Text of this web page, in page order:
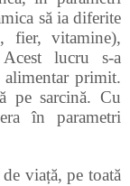
să ia diferite
fier, vitamine),
lucru s-a
alimentar primit.
pe sarcină. Cu
în parametri
viață, pe toată